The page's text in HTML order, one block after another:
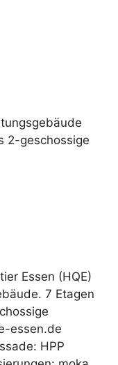
2-geschossige
Essen (HQE)
7 Etagen
essen.de
HPP